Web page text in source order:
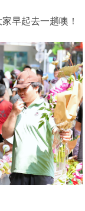
早起去一趟噢！